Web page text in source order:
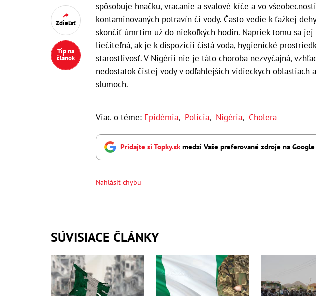
Zdieľať
Tip na
článok
spôsobuje hnačku, vracanie a svalové kŕče a vo
kontaminovaných potravín či vody. Často vedie k ťažkej
skončiť úmrtím už do niekoľkých hodín. Napriek tomu sa jej
liečiteľná, ak je k dispozícii čistá voda, hygienické
starostlivosť. V Nigérii nie je táto choroba nezvyčajná,
nedostatok čistej vody v odľahlejších vidieckych oblastiach
slumoch.
Viac o téme: Epidémia, Polícia, Nigéria, Cholera
Pridajte si Topky.skmedzi Vaše preferované zdroje na Google
Nahlásiť chybu
SÚVISIACE ČLÁNKY